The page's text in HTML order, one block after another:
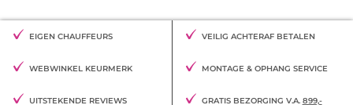
EIGEN CHAUFFEURS VEILIG ACHTERAF BETALEN
WEBWINKEL KEURMERK MONTAGE & OPHANG SERVICE
UITSTEKENDE REVIEWS GRATIS BEZORGING V.A. 899,-